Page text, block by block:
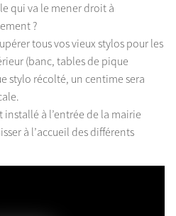
qui va le mener droit à
?
tous vos vieux stylos pour les
(banc, tables de pique
stylo récolté, un centime sera
installé à l’entrée de la mairie
à l’accueil des différents